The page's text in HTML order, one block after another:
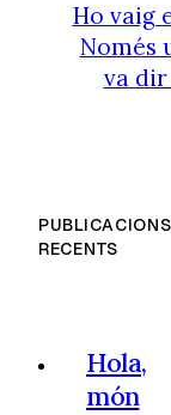
Ho vaig
Només
va dir
enviar
veu que
no dona
en
que
PUBLICACIONS
RECENTS
Hola,
món